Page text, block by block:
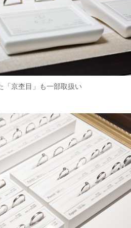
「京杢目」も一部取扱い